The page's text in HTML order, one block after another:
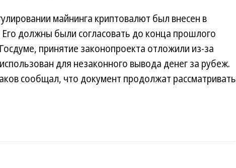
майнинга криптовалют был внесен в
должны были согласовать до конца прошлого
принятие законопроекта отложили из-за
для незаконного вывода денег за рубеж.
сообщал, что документ продолжат рассматривать